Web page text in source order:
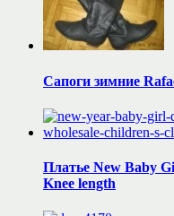
Сапоги зимние
Платье New Baby
Knee length